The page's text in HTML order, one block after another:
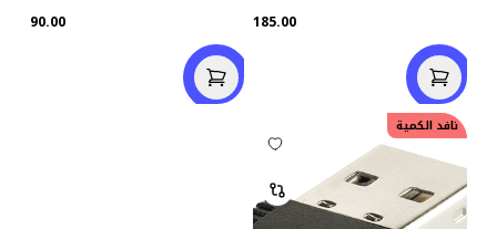
185.00
90.00
خصم5.00
نافد الكمية